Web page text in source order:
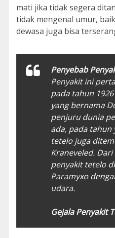
mati jika tidak segera
tidak mengenal umur,
dewasa juga bisa
Penyebab
Penyakit ini
pada tahun
yang bernama
penjuru dunia
ada, pada tahun
tetelo juga
Kraneveled.
penyakit tetelo
Paramyxo
udara.
Gejala Penyakit